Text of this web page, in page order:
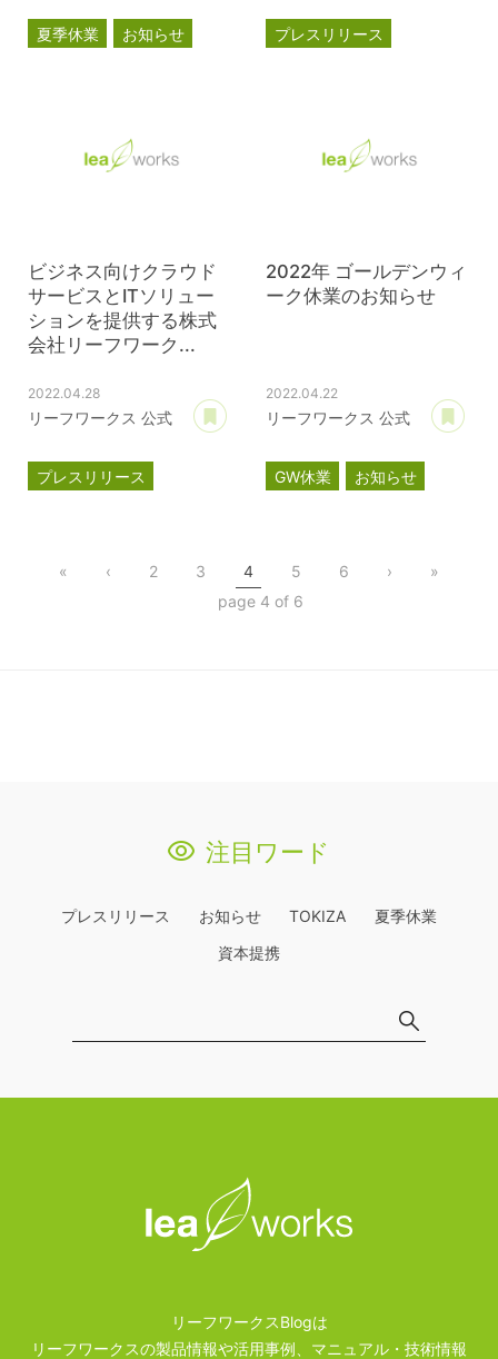
夏季休業 お知らせ
プレスリリース
ビジネス向けクラウド
サービスとITソリュー
ションを提供する株式
会社リーフワーク...
2022.04.28
リーフワークス 公式
あとで読む
プレスリリース
2022年 ゴールデンウィ
ーク休業のお知らせ
2022.04.22
リーフワークス 公式
GW休業 お知らせ
« ‹ 2 3 4 5 6 ›
»
page 4 of 6
注目ワード
プレスリリース お知らせ TOKIZA
夏季休業
資本提携
リーフワークスBlogは
リーフワークスの製品情報や活用事例、マニュアル・技術情報